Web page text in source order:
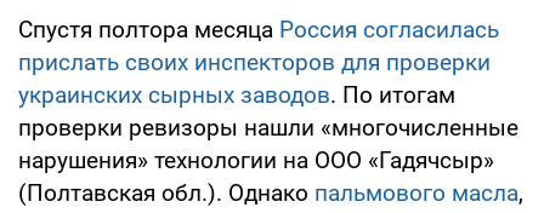
Спустя полтора месяца Россия согласилась
прислать своих инспекторов для проверки
украинских сырных заводов. По итогам
проверки ревизоры нашли «многочисленные
нарушения» технологии на ООО «Гадячсыр»
(Полтавская обл.). Однако пальмового масла,